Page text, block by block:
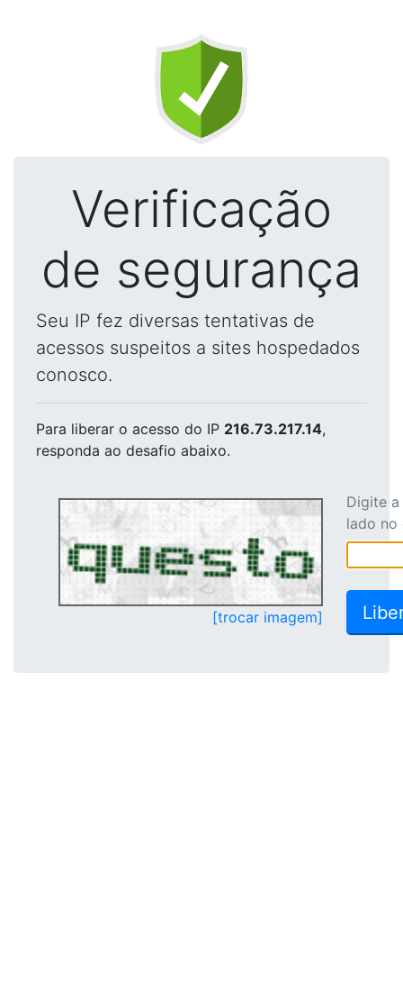
Verificação
de segurança
Seu IP fez diversas tentativas de
acessos suspeitos a sites hospedados
conosco.
Para liberar o acesso do IP 216.73.217.14,
responda ao desafio abaixo.
[trocar imagem]
Digite
lado no